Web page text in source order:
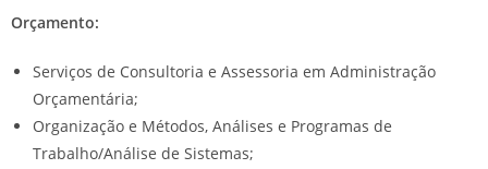
Orçamento:
Serviços de Consultoria e Assessoria em Administração
Orçamentária;
Organização e Métodos, Análises e Programas de
Trabalho/Análise de Sistemas;